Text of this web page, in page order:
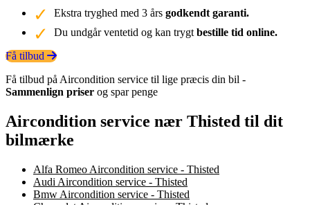
Ekstra tryghed med 3 års godkendt garanti.
Du undgår ventetid og kan trygt bestille tid online.
Få tilbud
Få tilbud på Aircondition service til lige præcis din bil -
Sammenlign priser og spar penge
Aircondition service nær Thisted til dit
bilmærke
Alfa Romeo Aircondition service - Thisted
Audi Aircondition service - Thisted
Bmw Aircondition service - Thisted